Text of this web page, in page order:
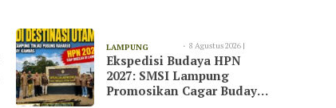
LAMPUNG
TIMUR
8 Agustus 2026 |
09:20
Ekspedisi Budaya HPN
2027: SMSI Lampung
Promosikan Cagar Budaya